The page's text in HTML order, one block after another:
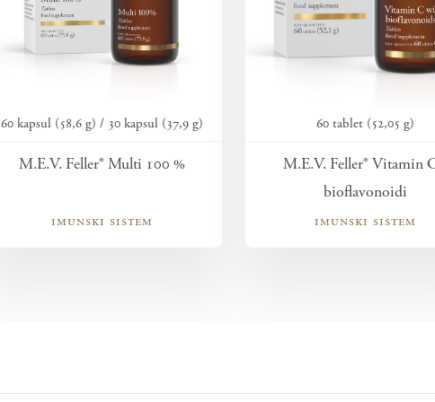
60 kapsul (58,6 g) / 30 kapsul (37,9 g)
M.E.V. Feller® Multi 100 %
imunski sistem
60 tablet (52,05 g)
M.E.V. Feller® Vitamin
bioflavonoidi
imunski sistem